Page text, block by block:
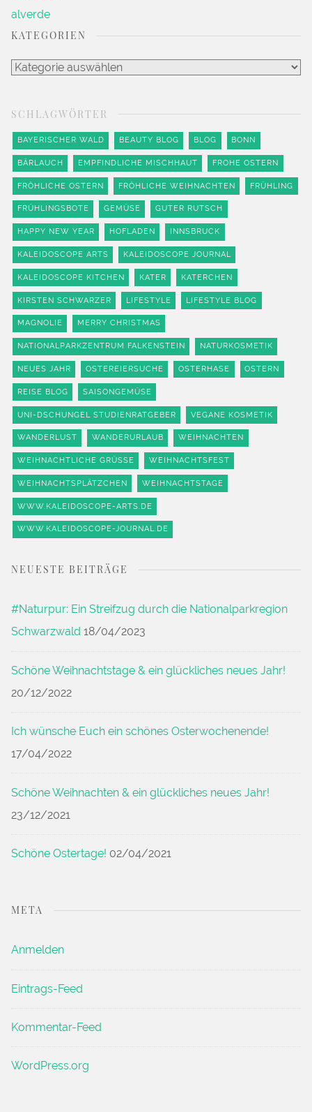
Archiv
KATEGORIEN
Kategorien
SCHLAGWÖRTER
BAYERISCHER WALD BEAUTY BLOG BLOG BONN
BÄRLAUCH EMPFINDLICHE MISCHHAUT FROHE OSTERN
FRÖHLICHE OSTERN FRÖHLICHE WEIHNACHTEN FRÜHLING
FRÜHLINGSBOTE GEMÜSE GUTER RUTSCH
HAPPY NEW YEAR HOFLADEN INNSBRUCK
KALEIDOSCOPE ARTS KALEIDOSCOPE JOURNAL
KALEIDOSCOPE KITCHEN KATER KATERCHEN
KIRSTEN SCHWARZER LIFESTYLE LIFESTYLE BLOG
MAGNOLIE MERRY CHRISTMAS
NATIONALPARKZENTRUM FALKENSTEIN NATURKOSMETIK
NEUES JAHR OSTEREIERSUCHE OSTERHASE OSTERN
REISE BLOG SAISONGEMÜSE
UNI-DSCHUNGEL STUDIENRATGEBER VEGANE KOSMETIK
WANDERLUST WANDERURLAUB WEIHNACHTEN
WEIHNACHTLICHE GRÜSSE WEIHNACHTSFEST
WEIHNACHTSPLÄTZCHEN WEIHNACHTSTAGE
WWW.KALEIDOSCOPE-ARTS.DE
WWW.KALEIDOSCOPE-JOURNAL.DE
NEUESTE BEITRÄGE
#Naturpur: Ein Streifzug durch die Nationalparkregion
Schwarzwald 18/04/2023
Schöne Weihnachtstage & ein glückliches neues Jahr!
20/12/2022
Ich wünsche Euch ein schönes Osterwochenende!
17/04/2022
Schöne Weihnachten & ein glückliches neues Jahr!
23/12/2021
Schöne Ostertage! 02/04/2021
META
Anmelden
Eintrags-Feed
Kommentar-Feed
WordPress.org